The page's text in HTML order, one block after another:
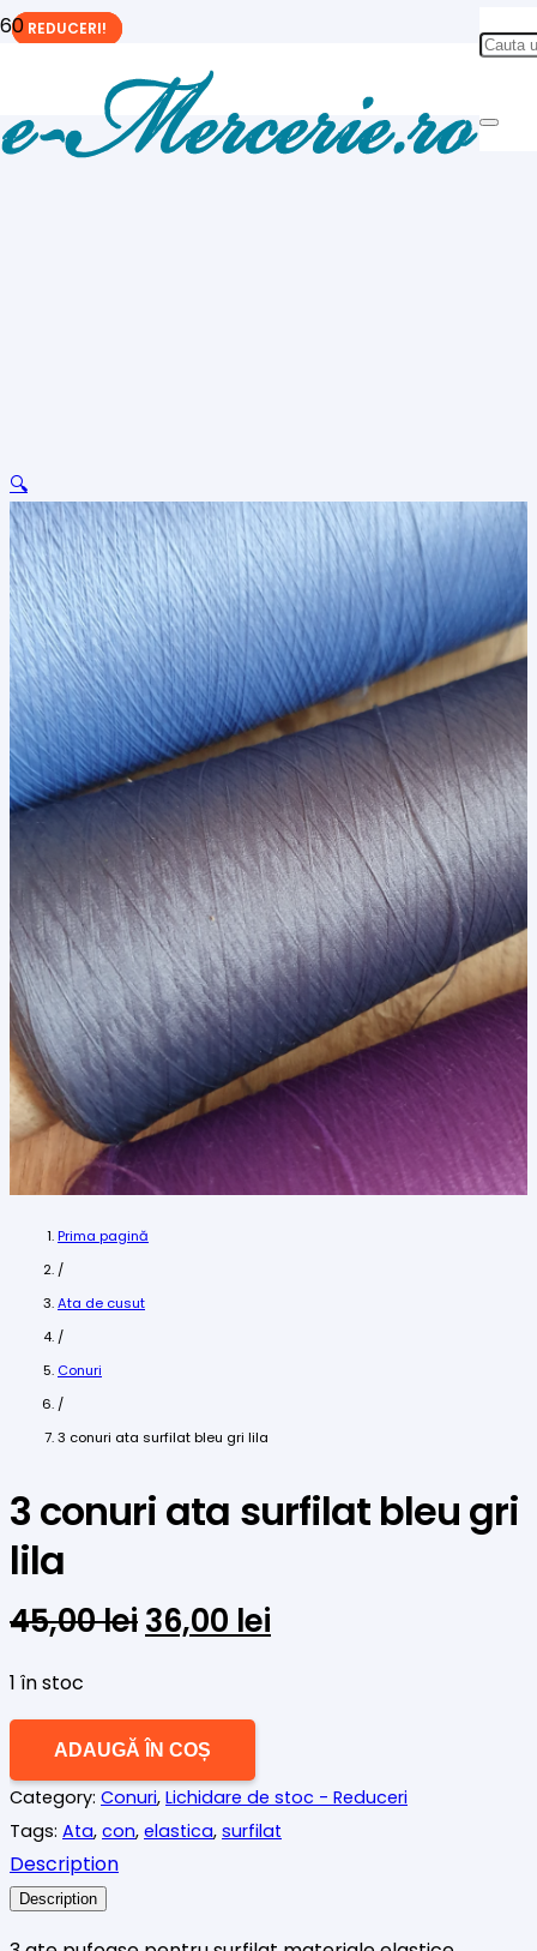
🔍
Prima pagină
/
Ata de cusut
/
Conuri
/
3 conuri ata surfilat bleu gri lila
3 conuri ata surfilat bleu gri
lila
45,00leiPrețul
fost:
45,00 lei.
36,00 lei
1 în stoc
conuri
ata
surfilat
bleu
gri
ADAUGĂ ÎN COȘ
Category: Conuri, Lichidare de stoc - Reduceri
Tags: Ata, con, elastica, surfilat
Description
Description
REDUCERI!
REDUCERI!
REDUCERI!